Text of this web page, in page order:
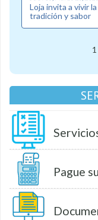
Loja invita a vivir
tradición y sabor
Pague